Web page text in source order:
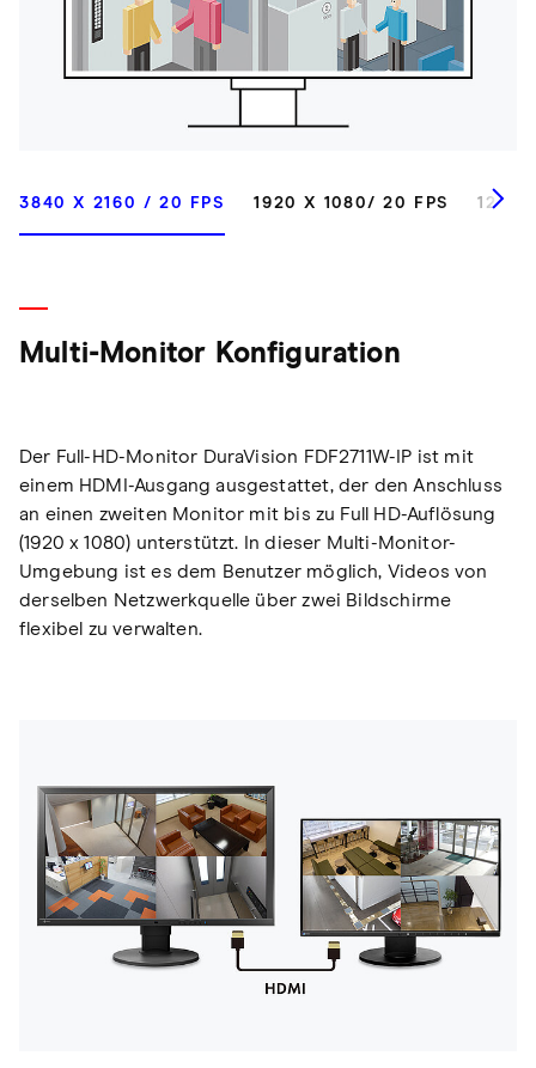
3840 X 2160 / 20 FPS 1920 X 1080/ 20 FPS 1280
Multi-Monitor Konfiguration
Der Full-HD-Monitor DuraVision FDF2711W-IP ist mit
einem HDMI-Ausgang ausgestattet, der den Anschluss
an einen zweiten Monitor mit bis zu Full HD-Auflösung
(1920 x 1080) unterstützt. In dieser Multi-Monitor-
Umgebung ist es dem Benutzer möglich, Videos von
derselben Netzwerkquelle über zwei Bildschirme
flexibel zu verwalten.